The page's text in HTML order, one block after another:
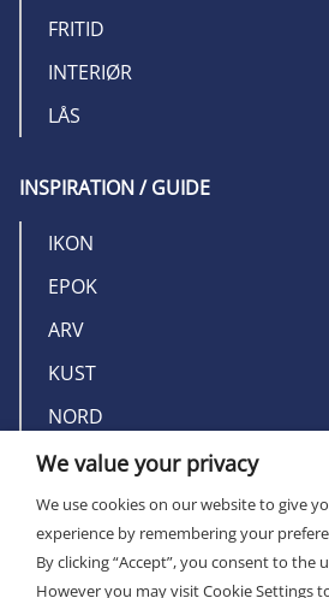
FRITID
INTERIØR
LÅS
INSPIRATION / GUIDE
IKON
EPOK
ARV
KUST
NORD
KONTAKT
We value your privacy
We use cookies on our website to give
experience by remembering your
By clicking “Accept”, you consent to the
However you may visit Cookie Settings